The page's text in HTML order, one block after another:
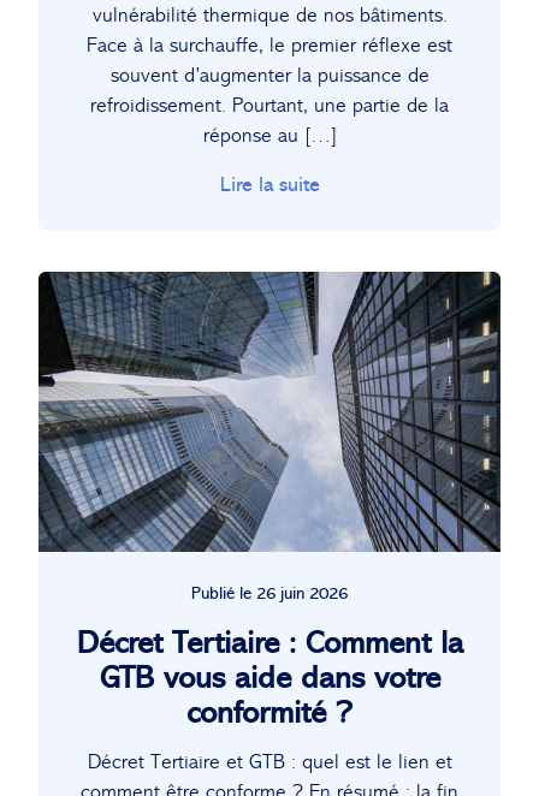
vulnérabilité thermique de nos bâtiments.
Face à la surchauffe, le premier réflexe est
souvent d’augmenter la puissance de
refroidissement. Pourtant, une partie de la
réponse au […]
Lire la suite
Publié le 26 juin 2026
Décret Tertiaire : Comment la
GTB vous aide dans votre
conformité ?
Décret Tertiaire et GTB : quel est le lien et